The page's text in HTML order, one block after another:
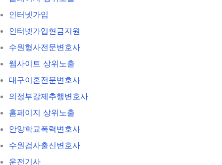
인터넷가입
인터넷가입현금지원
수원형사전문변호사
웹사이트 상위노출
대구이혼전문변호사
의정부강제추행변호사
홈페이지 상위노출
안양학교폭력변호사
수원검사출신변호사
운전기사